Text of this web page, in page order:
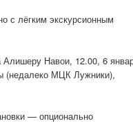
с лёгким экскурсионным
Алишеру Навои, 12.00, 6
(недалеко МЦК Лужники),
— опционально